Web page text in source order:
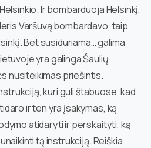
Ir bombarduoja Helsinkį,
Varšuvą bombardavo, taip
Bet susiduriama… galima
yra galinga Šaulių
nusiteikimas priešintis.
kuri guli štabuose, kad
ir ten yra įsakymas, ką
atidaryti ir perskaityti, ką
tą instrukciją. Reiškia